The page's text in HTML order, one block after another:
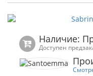
Наличие:
Доступен